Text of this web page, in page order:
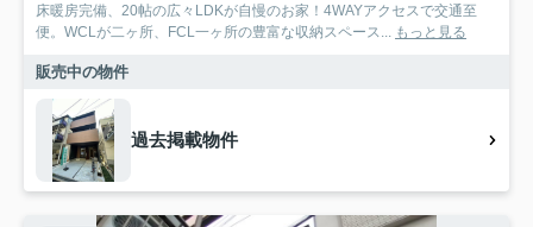
床暖房完備、20帖の広々LDKが自慢のお家！4WAYアクセスで交通至
便。WCLが二ヶ所、FCL一ヶ所の豊富な収納スペース... もっと見る
販売中の物件
過去掲載物件